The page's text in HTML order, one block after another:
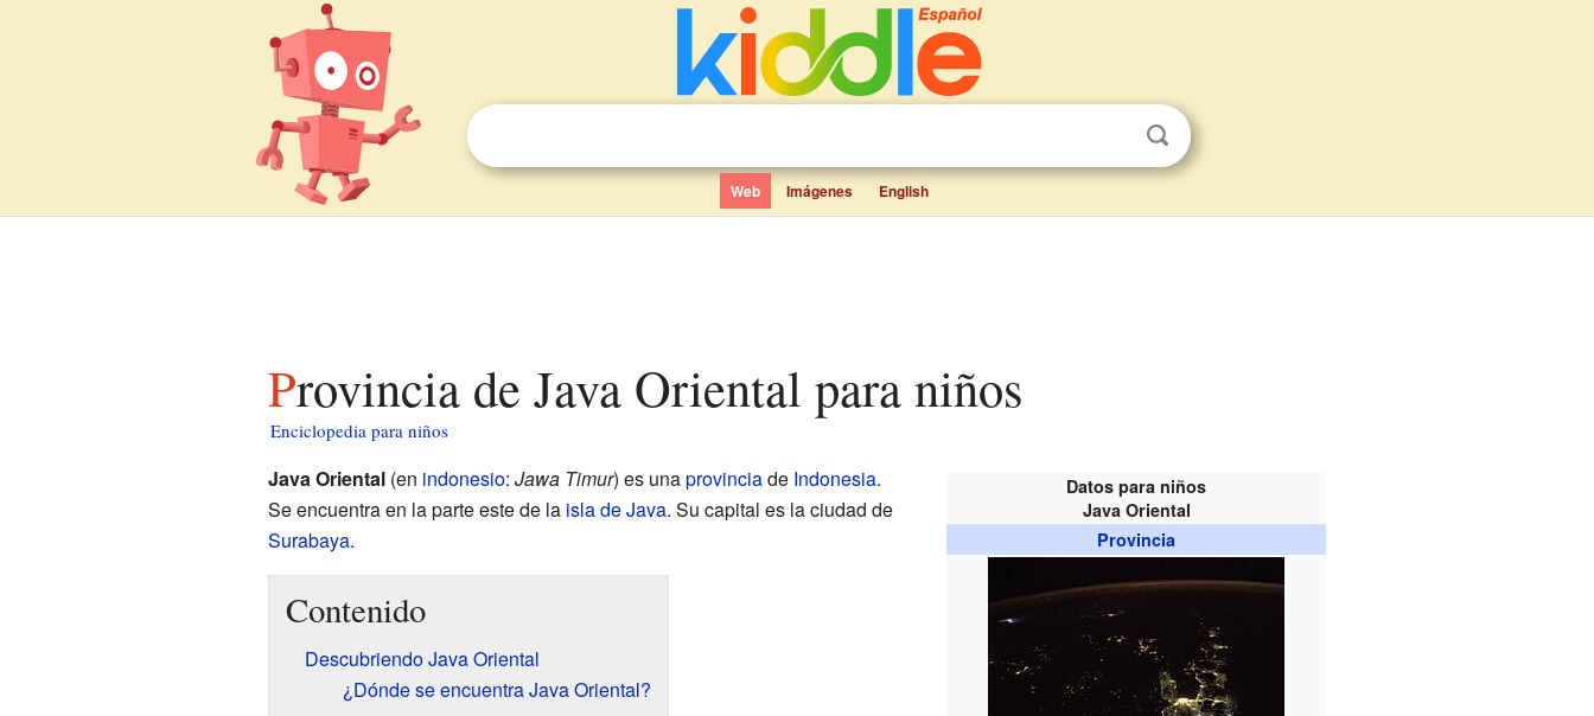
Web Imágenes English
Provincia de Java Oriental para niños
Enciclopedia para niños
Datos para niños
Java Oriental
Provincia
Java Oriental(en indonesio: Jawa Timur) es unaprovinciade Indonesia.
Se encuentra en la parte este de la isla de Java. Su capital es la ciudad de
Surabaya.
Contenido
Descubriendo Java Oriental
¿Dónde se encuentra Java Oriental?